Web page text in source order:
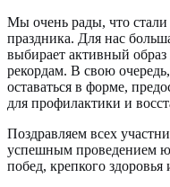
Мы очень рады, что стали
праздника. Для нас
выбирает активный
рекордам. В свою
оставаться в форме,
для профилактики и
Поздравляем всех
успешным проведением
побед, крепкого